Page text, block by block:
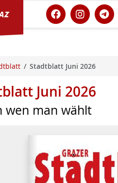
Stadtblatt Juni 2026
Juni 2026
wen man wählt